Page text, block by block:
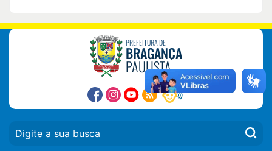
PREFEITURA DE
BRAGANÇA
PAULISTA